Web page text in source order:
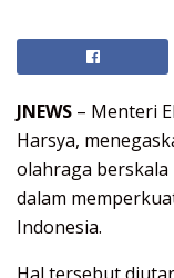
JNEWS – Menteri
Harsya,
olahraga
dalam
Indonesia.